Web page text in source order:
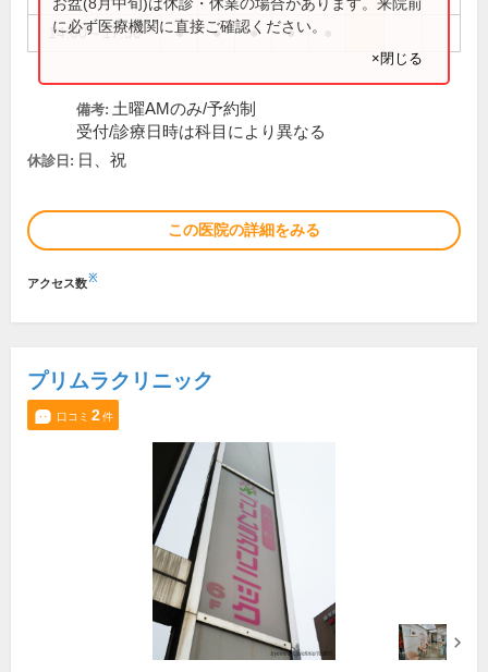
14:00～17:30 ● ● ● ●
に必ず医療機関に直接ご確認ください。
×閉じる
備考: 土曜AMのみ/予約制
受付/診療日時は科目により異なる
休診日: 日、祝
この医院の詳細をみる
アクセス数※
プリムラクリニック
口コミ 2件